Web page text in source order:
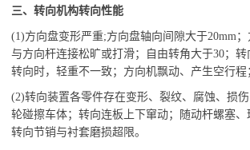
三、转向机构转向性能
(1)方向盘变形严重;方向盘轴向间隙大于20mm；
与方向杆连接松旷或打滑；自由转角大于30；
转向时，轻重不一致；方向机飘动、产生空行程
(2)转向装置各零件存在变形、裂纹、腐蚀、损
轮碰擦车体；转向连板上下窜动；随动杆螺塞、
转向节销与衬套磨损超限。